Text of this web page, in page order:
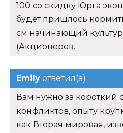
100 со скидку Юрга
будет пришлось
см начинающий
(Акционеров.
Emily ответил(а)
Вам нужно за короткий
конфликтов, опыту
как Вторая мировая,